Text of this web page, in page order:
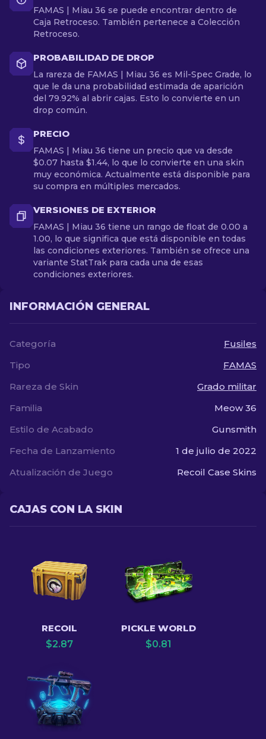
FAMAS | Miau 36 se puede encontrar dentro de
Caja Retroceso. También pertenece a Colección
Retroceso.
PROBABILIDAD DE DROP
La rareza de FAMAS | Miau 36 es Mil-Spec Grade, lo
que le da una probabilidad estimada de aparición
del 79.92% al abrir cajas. Esto lo convierte en un
drop común.
PRECIO
FAMAS | Miau 36 tiene un precio que va desde
$0.07 hasta $1.44, lo que lo convierte en una skin
muy económica. Actualmente está disponible para
su compra en múltiples mercados.
VERSIONES DE EXTERIOR
FAMAS | Miau 36 tiene un rango de float de 0.00 a
1.00, lo que significa que está disponible en todas
las condiciones exteriores. También se ofrece una
variante StatTrak para cada una de esas
condiciones exteriores.
INFORMACIÓN GENERAL
Categoría
Fusiles
Tipo
FAMAS
Rareza de Skin
Grado militar
Familia
Meow 36
Estilo de Acabado
Gunsmith
Fecha de Lanzamiento
1 de julio de 2022
Atualización de Juego
Recoil Case Skins
CAJAS CON LA SKIN
RECOIL
$2.87
PICKLE WORLD
$0.81